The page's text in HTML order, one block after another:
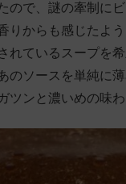
ので、謎の牽制に
りからも感じたよ
れているスープを
のソースを単純に
ツンと濃いめの味わ